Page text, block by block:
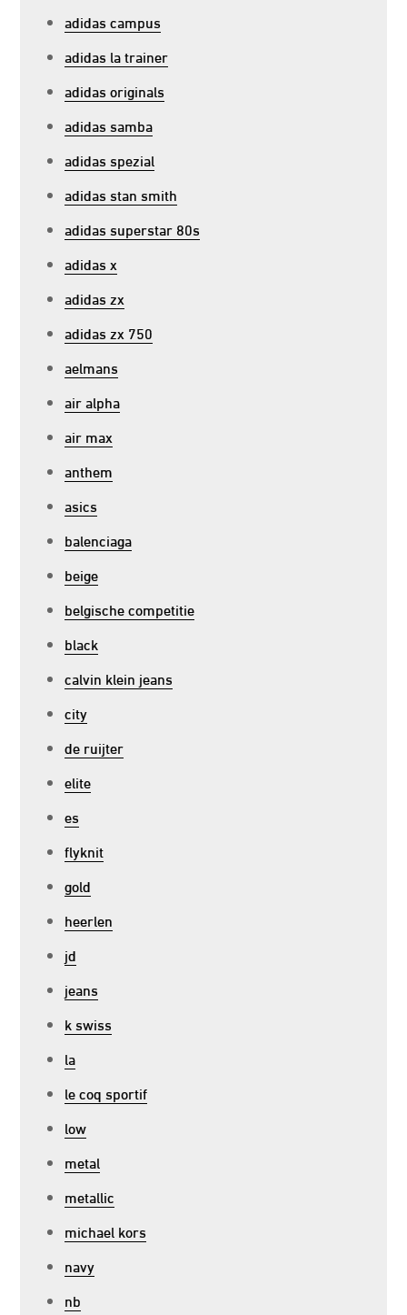
adidas campus
adidas la trainer
adidas originals
adidas samba
adidas spezial
adidas stan smith
adidas superstar 80s
adidas x
adidas zx
adidas zx 750
aelmans
air alpha
air max
anthem
asics
balenciaga
beige
belgische competitie
black
calvin klein jeans
city
de ruijter
elite
es
flyknit
gold
heerlen
jd
jeans
k swiss
la
le coq sportif
low
metal
metallic
michael kors
navy
nb